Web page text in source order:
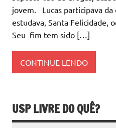
jovem. Lucas participava da
estudava, Santa Felicidade,
Seu fim tem sido […]
CONTINUE LENDO
USP LIVRE DO QUÊ?